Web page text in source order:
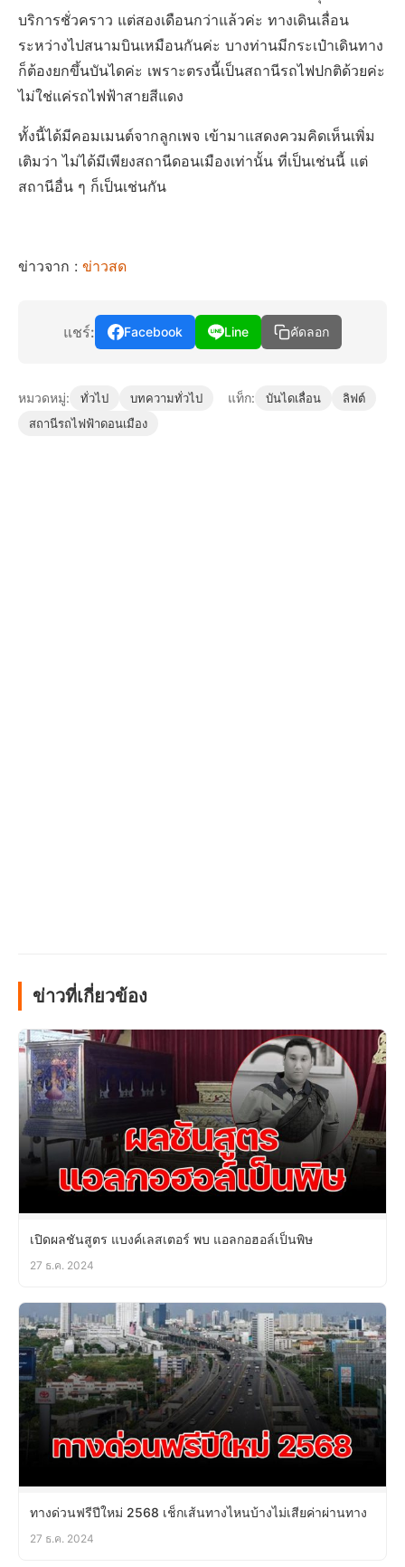
บริการชั่วคราว แต่สองเดือนกว่าแล้วค่ะ ทางเดินเลื่อน
ระหว่างไปสนามบินเหมือนกันค่ะ บางท่านมีกระเป๋าเดินทาง
ก็ต้องยกขึ้นบันไดค่ะ เพราะตรงนี้เป็นสถานีรถไฟปกติด้วยค่ะ
ไม่ใช่แค่รถไฟฟ้าสายสีแดง
ทั้งนี้ได้มีคอมเมนต์จากลูกเพจ เข้ามาแสดงควมคิดเห็นเพิ่ม
เติมว่า ไม่ได้มีเพียงสถานีดอนเมืองเท่านั้น ที่เป็นเช่นนี้ แต่
สถานีอื่น ๆ ก็เป็นเช่นกัน
ข่าวจาก : ข่าวสด
แชร์: Facebook Line คัดลอก
หมวดหมู่: ทั่วไป บทความทั่วไป แท็ก: บันไดเลื่อน
ลิฟต์
สถานีรถไฟฟ้าดอนเมือง
ข่าวที่เกี่ยวข้อง
เปิดผลชันสูตร แบงค์เลสเตอร์ พบ แอลกอฮอล์เป็นพิษ
27 ธ.ค. 2024
ทางด่วนฟรีปีใหม่ 2568 เช็กเส้นทางไหนบ้างไม่เสียค่าผ่านทาง
27 ธ.ค. 2024